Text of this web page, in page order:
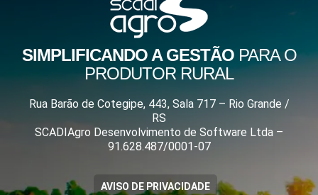
SIMPLIFICANDO A GESTÃOPARA O
PRODUTOR RURAL
Rua Barão de Cotegipe, 443, Sala 717 – Rio Grande /
RS
SCADIAgro Desenvolvimento de Software Ltda –
91.628.487/0001-07
AVISO DE PRIVACIDADE